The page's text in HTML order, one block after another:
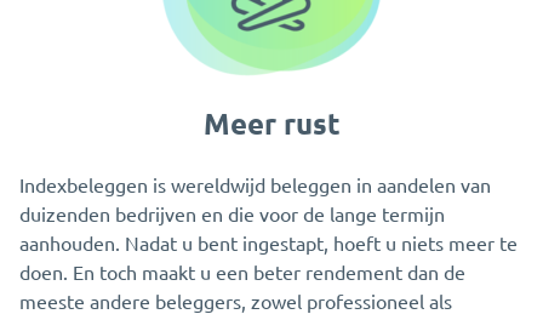
Meer rust
Indexbeleggen is wereldwijd beleggen in aandelen van
duizenden bedrijven en die voor de lange termijn
aanhouden. Nadat u bent ingestapt, hoeft u niets meer te
doen. En toch maakt u een beter rendement dan de
meeste andere beleggers, zowel professioneel als